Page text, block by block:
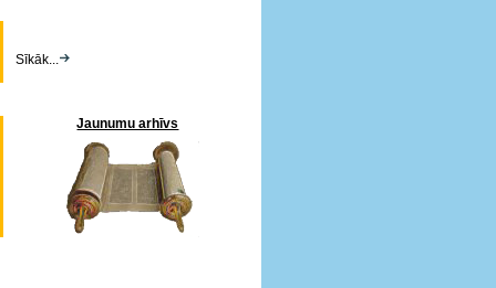
Sīkāk...
Jaunumu arhīvs